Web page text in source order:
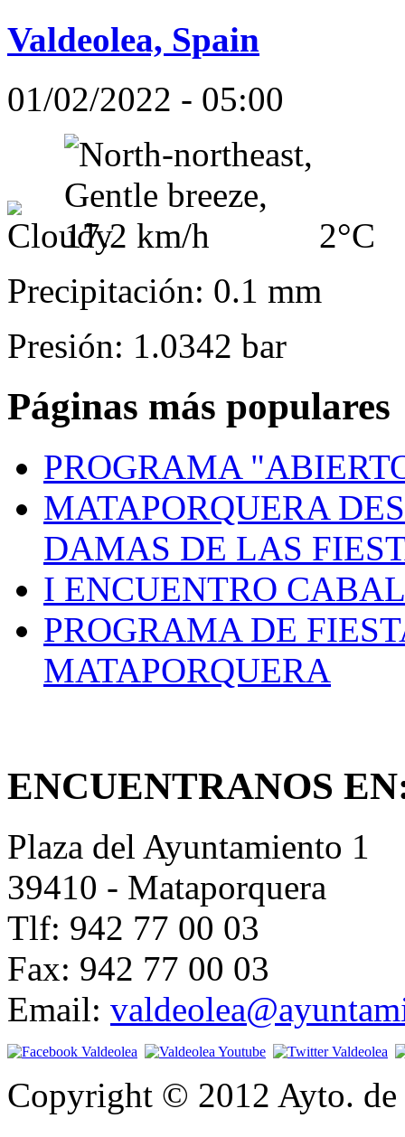
Valdeolea, Spain
01/02/2022 - 05:00
2°C
Precipitación: 0.1 mm
Presión: 1.0342 bar
Páginas más populares
PROGRAMA
MATAPORQUERA
DAMAS DE LAS
I ENCUENTRO
PROGRAMA DE
MATAPORQUERA
ENCUENTRANOS
Plaza del Ayuntamiento 1
39410 - Mataporquera
Tlf: 942 77 00 03
Fax: 942 77 00 03
Email:
Copyright © 2012 Ayto.